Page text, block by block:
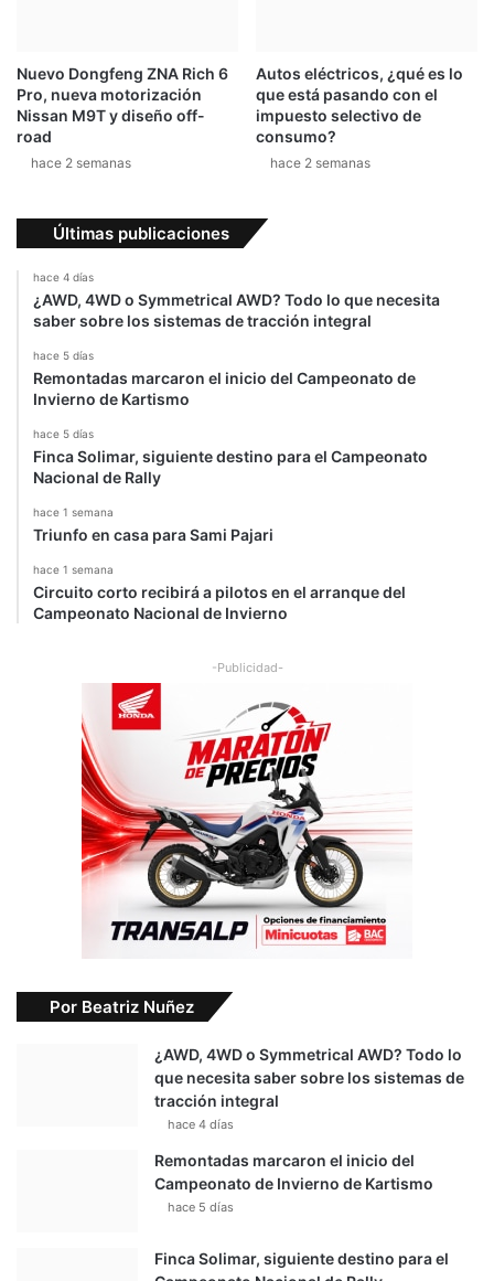
Nuevo Dongfeng ZNA Rich 6
Pro, nueva motorización
Nissan M9T y diseño off-
road
hace 2 semanas
Autos eléctricos, ¿qué es lo
que está pasando con el
impuesto selectivo de
consumo?
hace 2 semanas
Últimas publicaciones
hace 4 días
¿AWD, 4WD o Symmetrical AWD? Todo lo que necesita
saber sobre los sistemas de tracción integral
hace 5 días
Remontadas marcaron el inicio del Campeonato de
Invierno de Kartismo
hace 5 días
Finca Solimar, siguiente destino para el Campeonato
Nacional de Rally
hace 1 semana
Triunfo en casa para Sami Pajari
hace 1 semana
Circuito corto recibirá a pilotos en el arranque del
Campeonato Nacional de Invierno
-Publicidad-
Por Beatriz Nuñez
¿AWD, 4WD o Symmetrical AWD? Todo lo
que necesita saber sobre los sistemas de
tracción integral
hace 4 días
Remontadas marcaron el inicio del
Campeonato de Invierno de Kartismo
hace 5 días
Finca Solimar, siguiente destino para el